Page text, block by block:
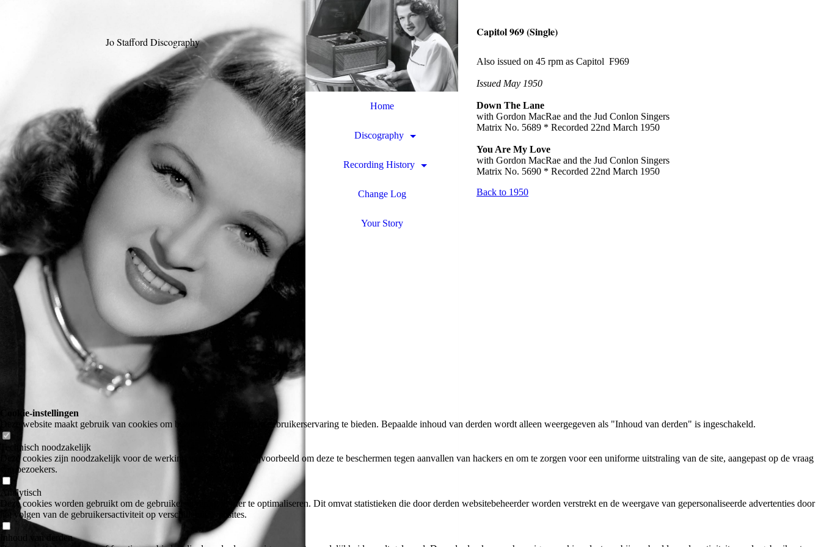
Jo Stafford Discography
Home
Discography
Recording History
Change Log
Your Story
Capitol 969 (Single)
Also issued on 45 rpm as Capitol F969
Issued May 1950
Down The Lane
with Gordon MacRae and the Jud Conlon Singers
Matrix No. 5689 * Recorded 22nd March 1950
You Are My Love
with Gordon MacRae and the Jud Conlon Singers
Matrix No. 5690 * Recorded 22nd March 1950
Back to 1950
Cookie-instellingen
Deze website maakt gebruik van cookies om bezoekers een optimale gebruikerservaring te bieden. Bepaalde inhoud van derden wordt alleen weergegeven als "Inhoud van derden" is ingeschakeld.
Technisch noodzakelijk
Deze cookies zijn noodzakelijk voor de werking van de website, bijvoorbeeld om deze te beschermen tegen aanvallen van hackers en om te zorgen voor een uniforme uitstraling van de site, aangepast op de vraag
van bezoekers.
Analytisch
Deze cookies worden gebruikt om de gebruikerservaring verder te optimaliseren. Dit omvat statistieken die door derden websitebeheerder worden verstrekt en de weergave van gepersonaliseerde advertenties door
het volgen van de gebruikersactiviteit op verschillende websites.
Inhoud van derden